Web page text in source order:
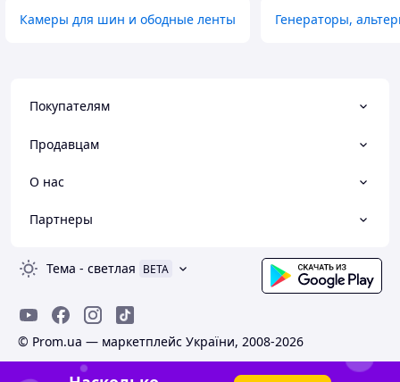
Камеры для шин и ободные ленты Генераторы,
Покупателям
Продавцам
О нас
Партнеры
Тема - светлая BETA
© Prom.ua — маркетплейс України, 2008-2026